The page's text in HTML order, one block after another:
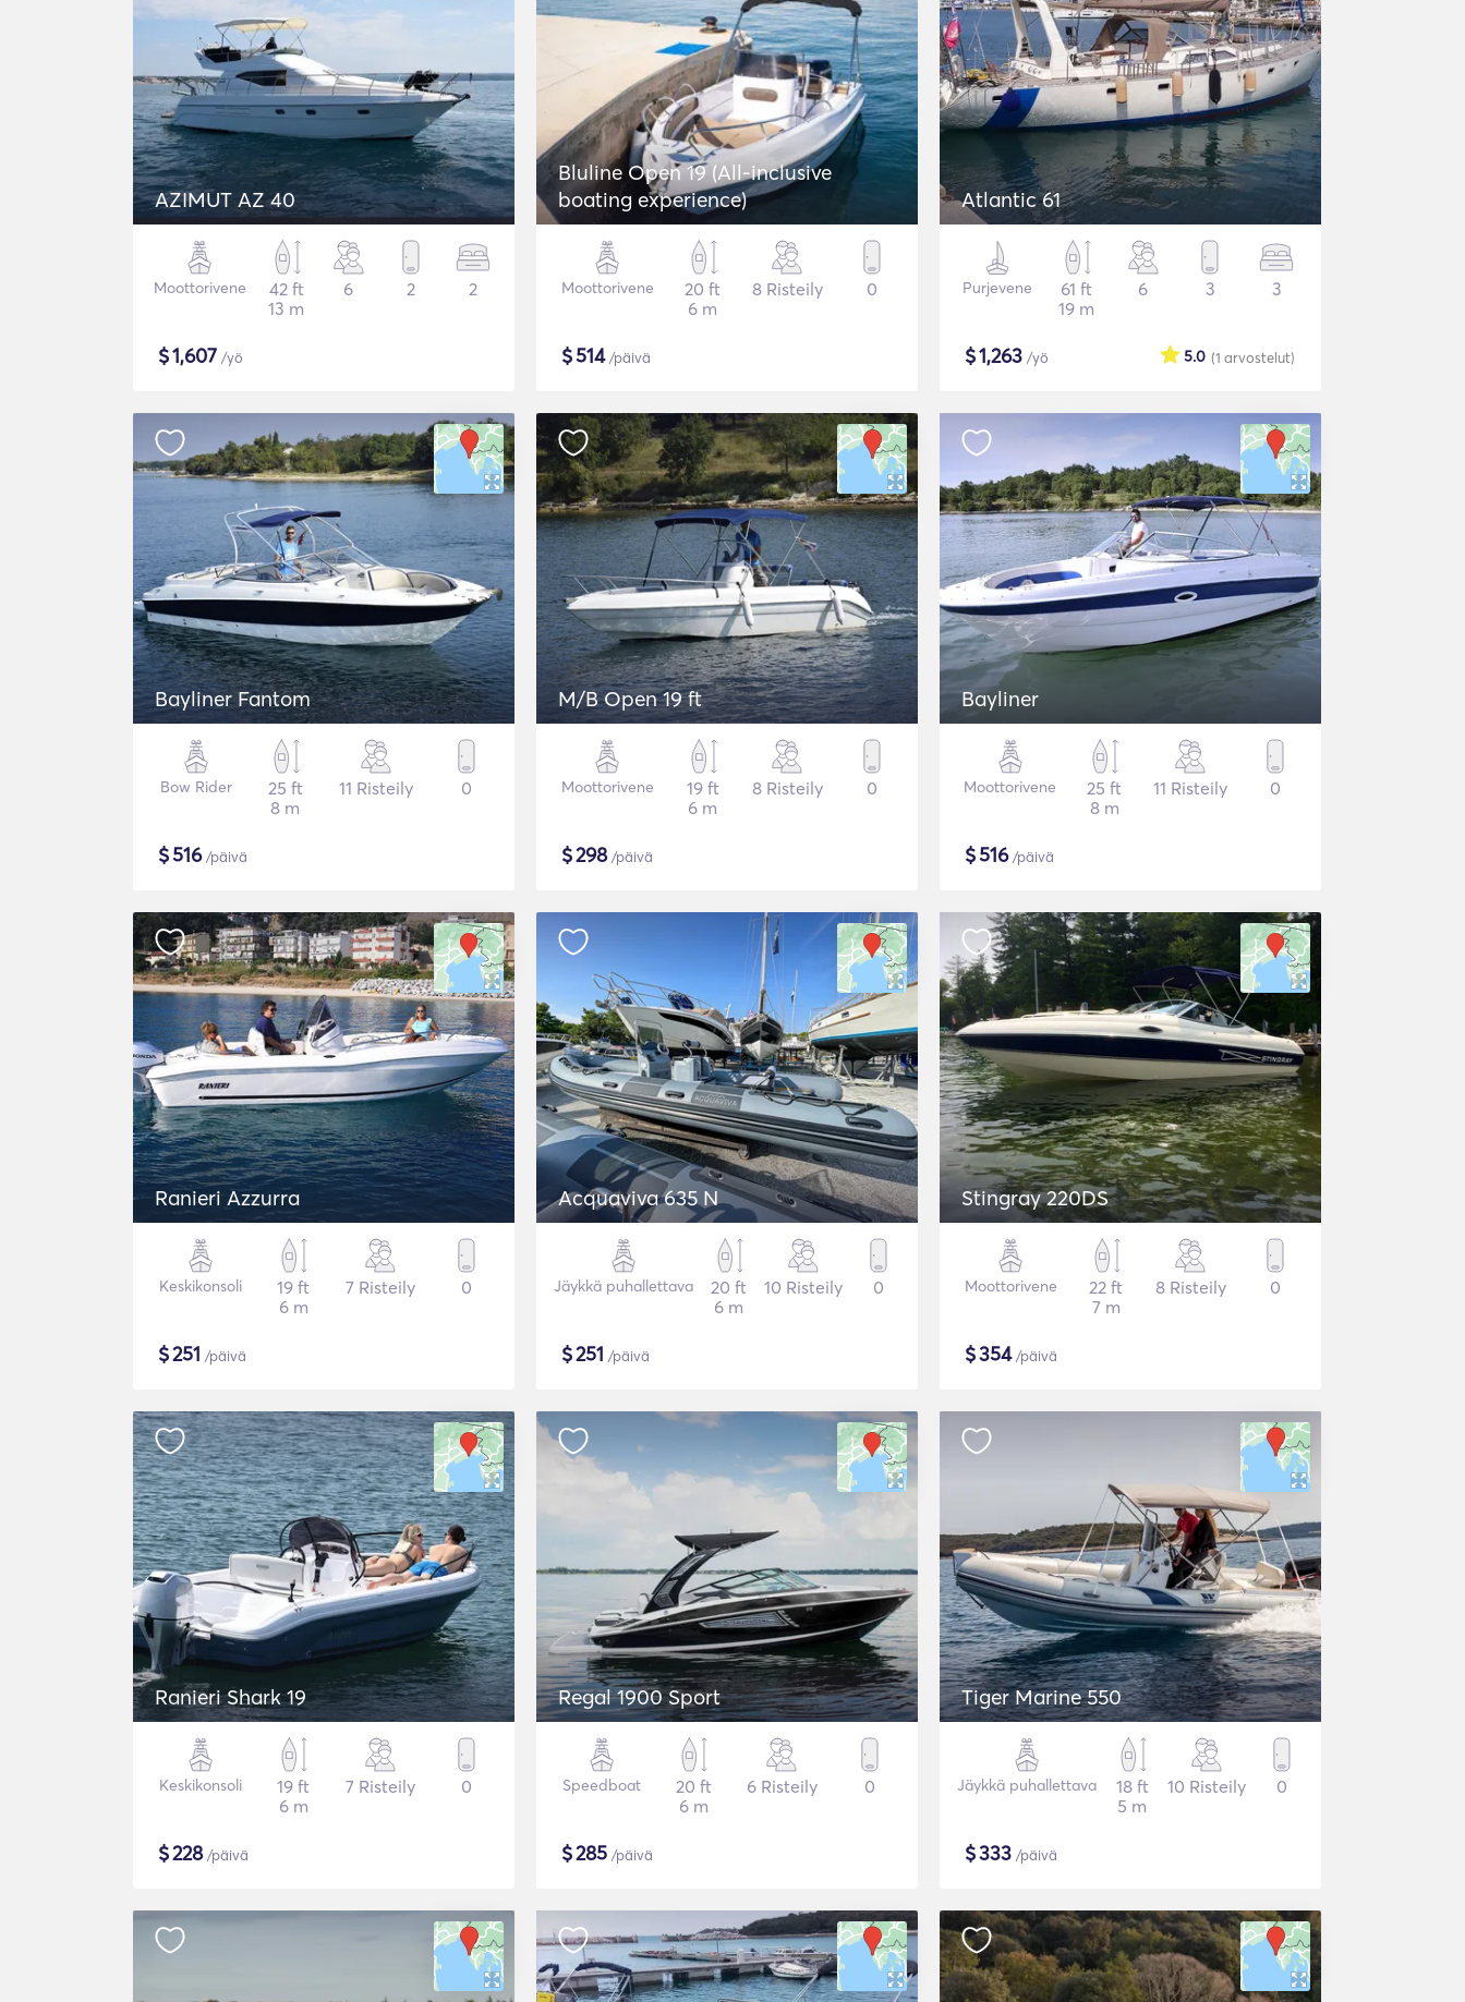
AZIMUT AZ 40
Moottorivene
42 ft
13 m
6 2 2
$1,607 /yö
Bluline Open 19 (All-inclusive
boating experience)
Moottorivene
20 ft
6 m
8 Risteily 0
$514/päivä
Atlantic 61
Purjevene
61 ft
19 m
6 3 3
$1,263 /yö (1 arvostelut)
5.0
Bayliner Fantom
Bow Rider
25 ft
8 m
11 Risteily 0
$516/päivä
M/B Open 19 ft
Moottorivene
19 ft
6 m
8 Risteily 0
$298/päivä
Bayliner
Moottorivene
25 ft
8 m
11 Risteily 0
$516/päivä
Ranieri Azzurra
Keskikonsoli
19 ft
6 m
7 Risteily 0
$251 /päivä
Acquaviva 635 N
Jäykkä puhallettava
20 ft
6 m
10 Risteily 0
$251 /päivä
Stingray 220DS
Moottorivene
22 ft
7 m
8 Risteily 0
$354/päivä
Ranieri Shark 19
Keskikonsoli
19 ft
6 m
7 Risteily 0
$228/päivä
Regal 1900 Sport
Speedboat
20 ft
6 m
6 Risteily 0
$285 /päivä
Tiger Marine 550
Jäykkä puhallettava
18 ft
5 m
10 Risteily 0
$333 /päivä